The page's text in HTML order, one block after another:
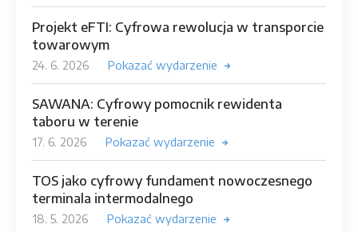
Projekt eFTI: Cyfrowa rewolucja w transporcie
towarowym
24. 6. 2026 Pokazać wydarzenie
SAWANA: Cyfrowy pomocnik rewidenta
taboru w terenie
17. 6. 2026 Pokazać wydarzenie
TOS jako cyfrowy fundament nowoczesnego
terminala intermodalnego
18. 5. 2026 Pokazać wydarzenie